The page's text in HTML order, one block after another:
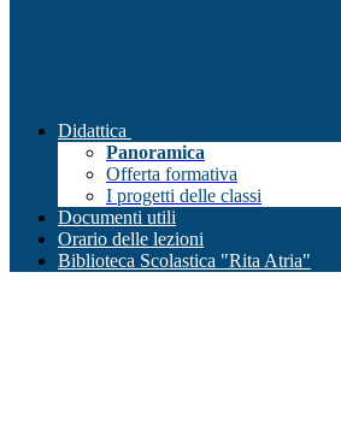
Didattica
Panoramica
Offerta formativa
I progetti delle classi
Documenti utili
Orario delle lezioni
Biblioteca Scolastica "Rita Atria"